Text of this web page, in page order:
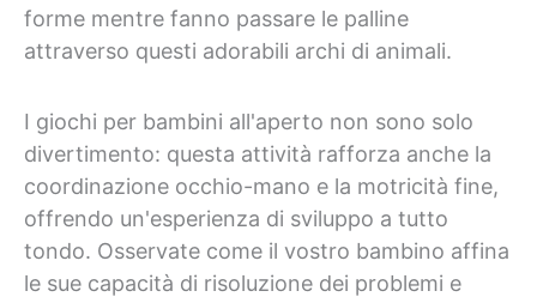
forme mentre fanno passare le palline
attraverso questi adorabili archi di animali.
I giochi per bambini all'aperto non sono solo
divertimento: questa attività rafforza anche la
coordinazione occhio-mano e la motricità fine,
offrendo un'esperienza di sviluppo a tutto
tondo. Osservate come il vostro bambino affina
le sue capacità di risoluzione dei problemi e